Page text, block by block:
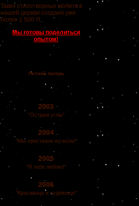
Таких стихотворных молитв в
нашей церкви создано уже
более 1 500 !!!
Мы готовы поделиться
опытом!
Летний лагерь
2003
"Острые углы"
2004
"Мы христиане во всем"
2005
"Я тебя люблю!"
2006
"Красавица и чудовище"